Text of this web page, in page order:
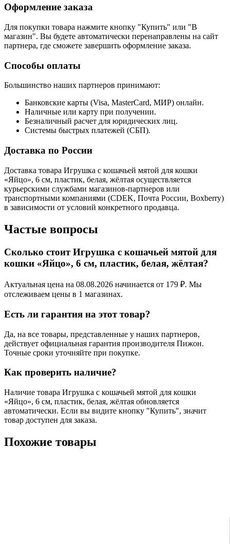
Оформление заказа
Для покупки товара нажмите кнопку "Купить" или "В
магазин". Вы будете автоматически перенаправлены на сайт
партнера, где сможете завершить оформление заказа.
Способы оплаты
Большинство наших партнеров принимают:
Банковские карты (Visa, MasterCard, МИР) онлайн.
Наличные или карту при получении.
Безналичный расчет для юридических лиц.
Системы быстрых платежей (СБП).
Доставка по России
Доставка товара Игрушка с кошачьей мятой для кошки
«Яйцо», 6 см, пластик, белая, жёлтая осуществляется
курьерскими службами магазинов-партнеров или
транспортными компаниями (CDEK, Почта России, Boxberry)
в зависимости от условий конкретного продавца.
Частые вопросы
Сколько стоит Игрушка с кошачьей мятой для
кошки «Яйцо», 6 см, пластик, белая, жёлтая?
Актуальная цена на 08.08.2026 начинается от 179 ₽. Мы
отслеживаем цены в 1 магазинах.
Есть ли гарантия на этот товар?
Да, на все товары, представленные у наших партнеров,
действует официальная гарантия производителя Пижон.
Точные сроки уточняйте при покупке.
Как проверить наличие?
Наличие товара Игрушка с кошачьей мятой для кошки
«Яйцо», 6 см, пластик, белая, жёлтая обновляется
автоматически. Если вы видите кнопку "Купить", значит
товар доступен для заказа.
Похожие товары